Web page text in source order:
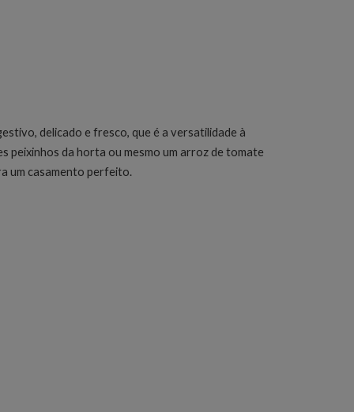
delicado e fresco, que é a versatilidade à
peixinhos da horta ou mesmo um arroz de tomate
um casamento perfeito.